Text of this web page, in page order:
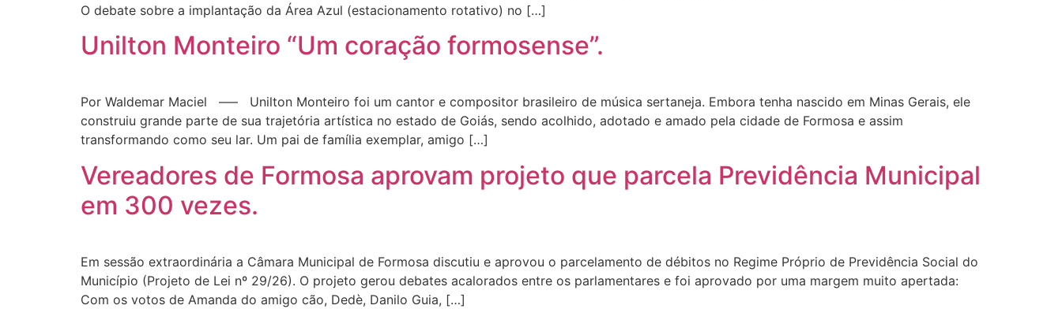
O debate sobre a implantação da Área Azul (estacionamento rotativo) no […]
Unilton Monteiro “Um coração formosense”.
Por Waldemar Maciel —– Unilton Monteiro foi um cantor e compositor brasileiro de música sertaneja. Embora tenha nascido em Minas Gerais, ele
construiu grande parte de sua trajetória artística no estado de Goiás, sendo acolhido, adotado e amado pela cidade de Formosa e assim
transformando como seu lar. Um pai de família exemplar, amigo […]
Vereadores de Formosa aprovam projeto que parcela Previdência Municipal
em 300 vezes.
Em sessão extraordinária a Câmara Municipal de Formosa discutiu e aprovou o parcelamento de débitos no Regime Próprio de Previdência Social do
Município (Projeto de Lei nº 29/26). O projeto gerou debates acalorados entre os parlamentares e foi aprovado por uma margem muito apertada:
Com os votos de Amanda do amigo cão, Dedè, Danilo Guia, […]